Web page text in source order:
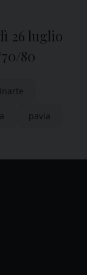
26 luglio
80
pavia